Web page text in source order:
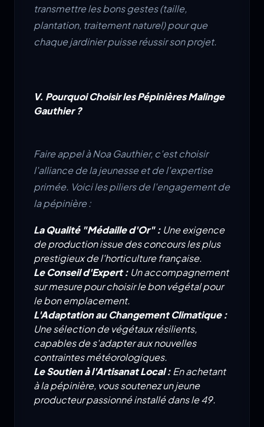
transmettre les bons gestes (taille,
plantation, traitement naturel) pour que
chaque jardinier puisse réussir son projet.
V. Pourquoi Choisir les Pépinières Malinge
Gauthier ?
Faire appel à Noa Gauthier, c'est choisir
l'alliance de la jeunesse et de l'expertise
primée. Voici les piliers de l'engagement de
la pépinière :
La Qualité "Médaille d'Or" : Une exigence
de production issue des concours les plus
prestigieux de l'horticulture française.
Le Conseil d'Expert : Un accompagnement
sur mesure pour choisir le bon végétal pour
le bon emplacement.
L'Adaptation au Changement Climatique :
Une sélection de végétaux résilients,
capables de s'adapter aux nouvelles
contraintes météorologiques.
Le Soutien à l'Artisanat Local :En achetant
à la pépinière, vous soutenez un jeune
producteur passionné installé dans le 49.